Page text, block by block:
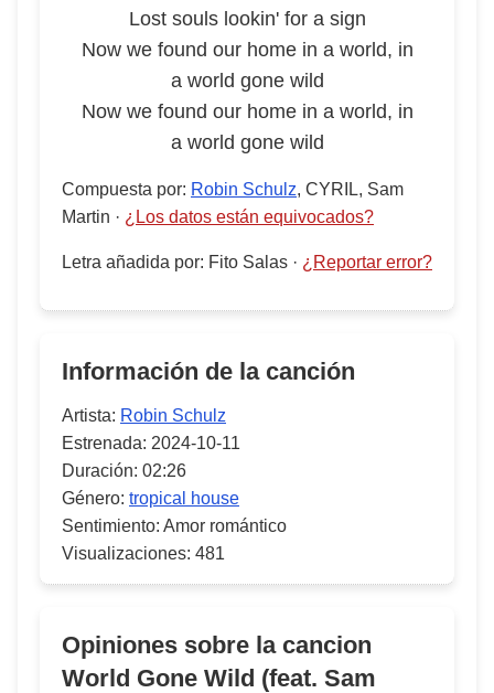
Lost souls lookin' for a sign
Now we found our home in a world, in
a world gone wild
Now we found our home in a world, in
a world gone wild
Compuesta por: Robin Schulz, CYRIL, Sam
Martin · ¿Los datos están equivocados?
Letra añadida por: Fito Salas · ¿Reportar error?
Información de la canción
Artista: Robin Schulz
Estrenada: 2024-10-11
Duración: 02:26
Género: tropical house
Sentimiento: Amor romántico
Visualizaciones: 481
Opiniones sobre la cancion
World Gone Wild (feat. Sam